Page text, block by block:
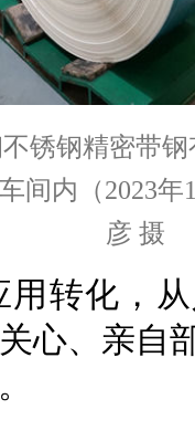
锈钢精密带
间内（2023
彦 摄
用转化，
心、亲自